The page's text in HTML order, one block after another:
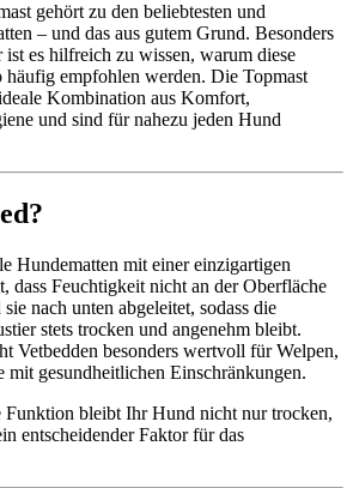
gehört zu den beliebtesten und
– und das aus gutem Grund. Besonders
ist es hilfreich zu wissen, warum diese
häufig empfohlen werden. Die Topmast
Kombination aus Komfort,
und sind für nahezu jeden Hund
Hundematten mit einer einzigartigen
dass Feuchtigkeit nicht an der Oberfläche
nach unten abgeleitet, sodass die
stets trocken und angenehm bleibt.
Vetbedden besonders wertvoll für Welpen,
mit gesundheitlichen Einschränkungen.
Funktion bleibt Ihr Hund nicht nur trocken,
entscheidender Faktor für das